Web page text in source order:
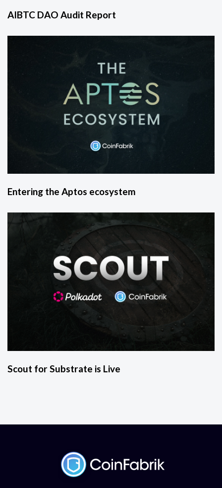
AIBTC DAO Audit Report
Entering the Aptos ecosystem
Scout for Substrate is Live